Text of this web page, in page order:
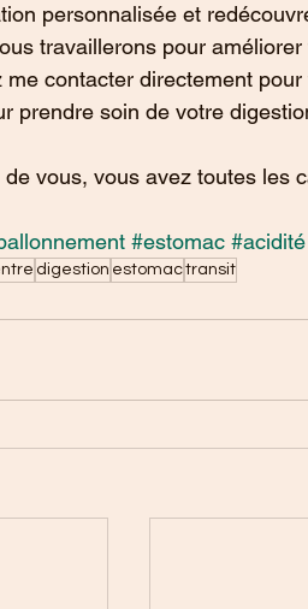
personnalisée et
travaillerons pour
me contacter directement
prendre soin de votre
de vous, vous avez toutes les
#estomac #acidité
digestion estomactransit